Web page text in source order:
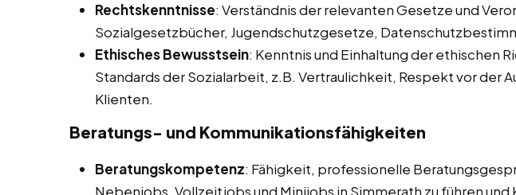
Rechtskenntnisse: Verständnis der relevanten Gesetze und
Sozialgesetzbücher, Jugendschutzgesetze,
Ethisches Bewusstsein: Kenntnis und Einhaltung der ethischen
Standards der Sozialarbeit, z.B. Vertraulichkeit, Respekt vor der
Klienten.
Beratungs- und Kommunikationsfähigkeiten
Beratungskompetenz: Fähigkeit, professionelle
Nebenjobs, Vollzeitjobs und Minijobs in Simmerath zu führen und